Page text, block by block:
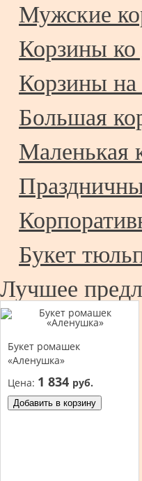
Мужские
Корзины
Корзины на
Большая
Маленькая
Букет
Лучшее
Букет ромашек
«Аленушка»
Цена: 1 834 руб.
Добавить в корзину